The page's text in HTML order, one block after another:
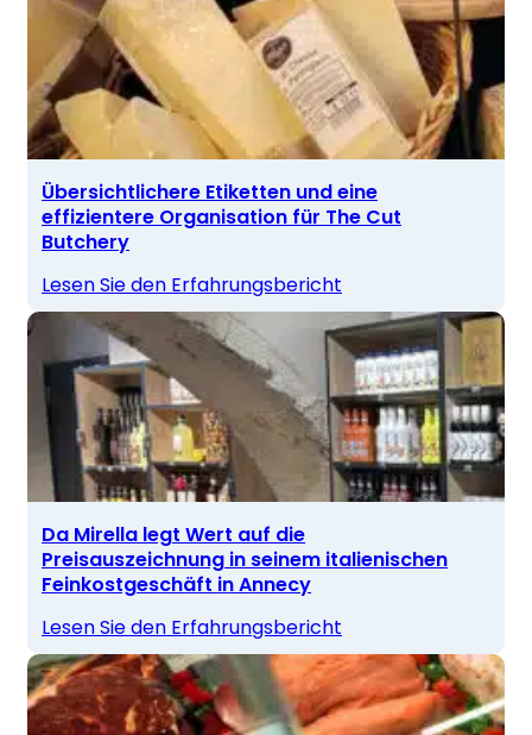
Übersichtlichere Etiketten und eine
effizientere Organisation für The Cut
Butchery
Lesen Sie den Erfahrungsbericht
Da Mirella legt Wert auf die
Preisauszeichnung in seinem italienischen
Feinkostgeschäft in Annecy
Lesen Sie den Erfahrungsbericht